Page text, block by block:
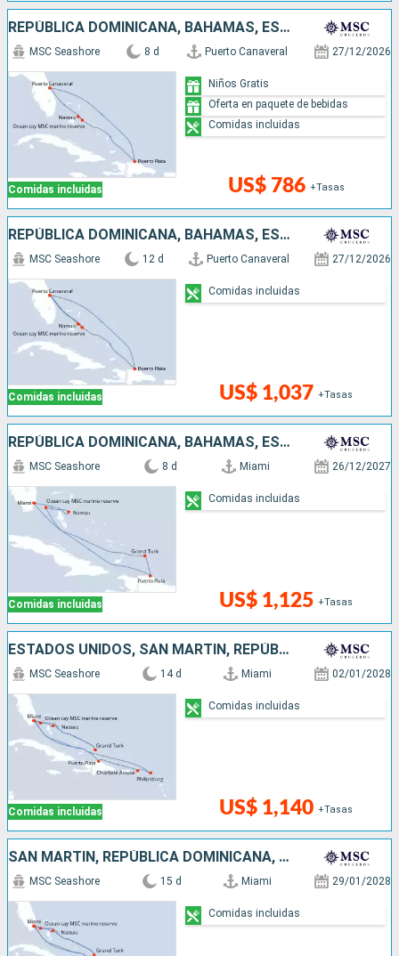
REPÚBLICA DOMINICANA, BAHAMAS, ESTADOS UNIDOS
Comidas incluidas
MSC Seashore 8 d Puerto Canaveral 27/12/2026
US$ 786 +Tasas
Niños Gratis
Oferta en paquete de bebidas
Comidas incluidas
REPÚBLICA DOMINICANA, BAHAMAS, ESTADOS UNIDOS
Comidas incluidas
MSC Seashore 12 d Puerto Canaveral 27/12/2026
US$ 1,037 +Tasas
Comidas incluidas
REPÚBLICA DOMINICANA, BAHAMAS, ESTADOS UNIDOS
Comidas incluidas
MSC Seashore 8 d Miami 26/12/2027
US$ 1,125 +Tasas
Comidas incluidas
ESTADOS UNIDOS, SAN MARTÍN, REPÚBLICA DOMINICANA, BAHAMAS
Comidas incluidas
MSC Seashore 14 d Miami 02/01/2028
US$ 1,140 +Tasas
Comidas incluidas
SAN MARTÍN, REPÚBLICA DOMINICANA, ESTADOS UNIDOS, BAHAMAS
MSC Seashore 15 d Miami 29/01/2028
Comidas incluidas